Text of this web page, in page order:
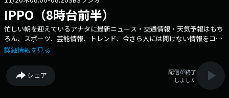
IPPO（8時台前半）
忙しい朝を迎えているアナタに最新ニュース・交通情報・天気予報はもち
ろん、スポーツ、芸能情報、トレンド、今さら人には聞けない情報をコン
パクトに紹介！IPPOを聞いて、昨日より今日の自分をちょっとだけアップ
話、知らないと恥ずかしいトピック、 当たり前過ぎて、周りには聞き辛
い情報を丁寧にお伝えしていきます！ ▼08:25＜IPPOセレクション
＞ ゲストコーナー：トレンド、グルメ、ファッション、健康。 忙しい
詳細情報を見る
シェア
配信が終了
しました